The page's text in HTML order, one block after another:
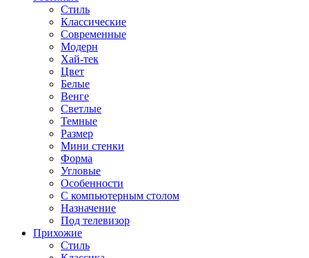
Стиль
Классические
Современные
Модерн
Хай-тек
Цвет
Белые
Венге
Светлые
Темные
Размер
Мини стенки
Форма
Угловые
Особенности
С компьютерным столом
Назначение
Под телевизор
Прихожие
Стиль